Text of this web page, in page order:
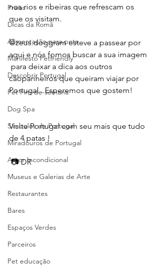
Praias
Dicas da Romã
Alimentação para pets
Manifesto Petfriendly
Descobrir Portugal
Pet Fim-de-semana
Dog Spa
Símbolos de Portugal
Miradouros de Portugal
Amor Incondicional
Museus e Galerias de Arte
Restaurantes
Bares
Espaços Verdes
Parceiros
Pet educação
nos rios e ribeiras que refrescam os
que os visitam.
@zeus.doggram esteve a passear por
aqui e nós fomos buscar a sua imagem
para deixar a dica aos outros
cãopanheiros que queiram viajar por
Portugal . Esperemos que gostem!
Visite Portugal com seu mais que tudo
de 4 patas !
📷 DR